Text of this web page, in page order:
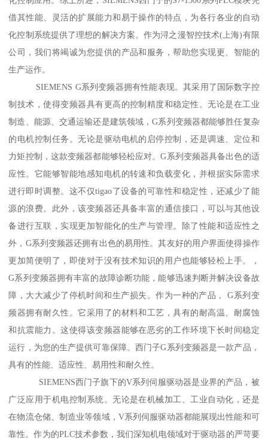
借其性能、灵活的扩展能力和易于操作的特点，为各行各业的自动
化控制系统提供了理想的解决方案。作为浔之漫智控技术(上海)有限
公司，我们将竭诚为您提供的产品和服务，帮助您实现更、智能的
生产运作。
SIEMENS G系列变频器拥有性能表现。其采用了国际数字控
制技术，使得变频器具有更高的控制精度和稳定性。无论是在工业
制造、能源、交通运输还是建筑领域，G系列变频器都能够胜任复杂
的电机控制任务。无论是驱动电机的启停控制，还是调速、定位和
力矩控制，这款变频器都能够轻松应对。G系列变频器具备出色的适
应性。它能够智能地感知电机的转速和负载变化，并根据实际需求
进行即时调整。这不仅tigao了设备的可靠性和稳定性，还减少了能
源的浪费。此外，该变频器还具备丰富的通信接口，可以与其他设
备进行互联，实现更加智能化的生产与管理。除了性能和适应性之
外，G系列变频器还拥有出色的易用性。其友好的用户界面使得操作
更加简便明了，即使对于没有技术知识的用户也能够轻松上手。，
G系列变频器拥有丰富的故障诊断功能，能够迅速判断并解决设备故
障，大大减少了停机时间和生产损失。作为一种的产品， G系列变
频器拥有耐久性。它采用了的材料和工艺，具有的耐高温、耐腐蚀
和抗震能力。这使得该变频器能够在恶劣的工作环境下长时间稳定
运行，为您的生产提供可靠保障。西门子G系列变频器是一款产品，
具有的性能、适应性、易用性和耐久性。
SIEMENS西门子旗下的V系列伺服驱动器是业界的产品，被
广泛应用于机电控制系统。无论是在机械加工、工业自动化，还是
在物流仓储、制造业等领域，V系列伺服驱动器都能展现出性能和可
靠性。作为的PLC技术参数，我们深知机电领域对于驱动器的严苛要